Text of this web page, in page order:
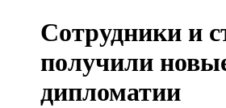
Сотрудники и
получили
дипломатии